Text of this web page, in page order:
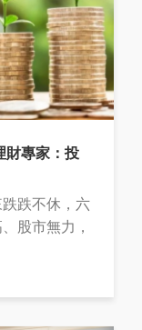
財專家：投
跌不休，六
股市無力，